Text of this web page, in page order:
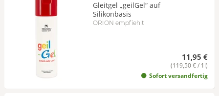
Gleitgel „geilGel“ auf
Silikonbasis
ORION empfiehlt
11,95 €
(119,50 € / 1l)
Sofort versandfertig